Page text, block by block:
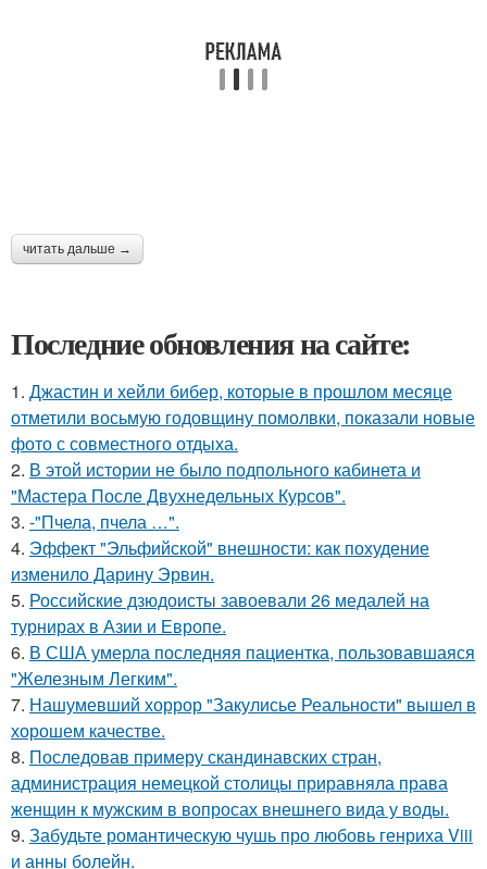
читать дальше →
Последние обновления на сайте:
1. Джастин и хейли бибер, которые в прошлом месяце
отметили восьмую годовщину помолвки, показали новые
фото с совместного отдыха.
2. В этой истории не было подпольного кабинета и
"Мастера После Двухнедельных Курсов".
3. -"Пчела, пчела …".
4. Эффект "Эльфийской" внешности: как похудение
изменило Дарину Эрвин.
5. Российские дзюдоисты завоевали 26 медалей на
турнирах в Азии и Европе.
6. В США умерла последняя пациентка, пользовавшаяся
"Железным Легким".
7. Нашумевший хоррор "Закулисье Реальности" вышел в
хорошем качестве.
8. Последовав примеру скандинавских стран,
администрация немецкой столицы приравняла права
женщин к мужским в вопросах внешнего вида у воды.
9. Забудьте романтическую чушь про любовь генриха Viii
и анны болейн.